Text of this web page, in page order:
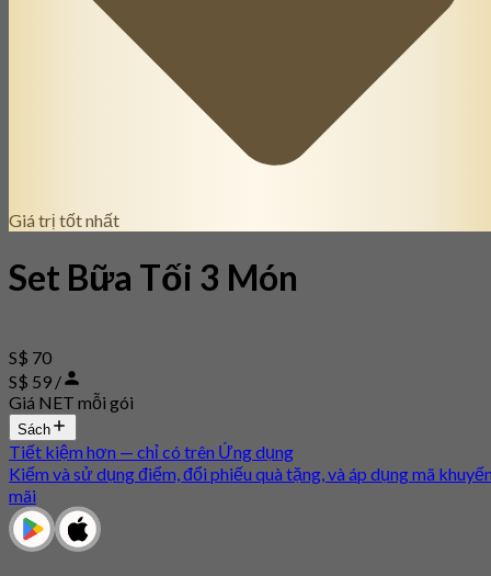
Giá trị tốt nhất
Set Bữa Tối 3 Món
S$ 70
S$ 59 /
Giá NET mỗi gói
Sách
Tiết kiệm hơn — chỉ có trên Ứng dụng
Kiếm và sử dụng điểm, đổi phiếu quà tặng, và áp dụng mã
mãi